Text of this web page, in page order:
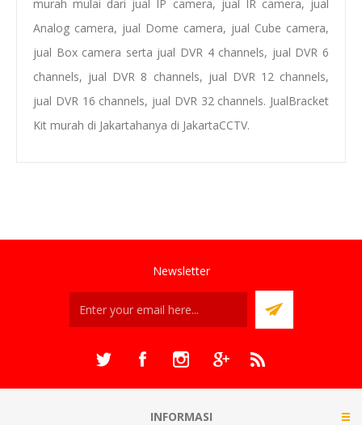
murah mulai dari jual IP camera, jual IR camera, jual
Analog camera, jual Dome camera, jual Cube camera,
jual Box camera serta jual DVR 4 channels, jual DVR 6
channels, jual DVR 8 channels, jual DVR 12 channels,
jual DVR 16 channels, jual DVR 32 channels. JualBracket
Kit murah di Jakartahanya di JakartaCCTV.
Newsletter
INFORMASI